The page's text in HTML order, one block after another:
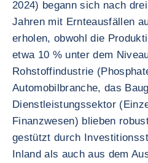
2024) begann sich nach
Jahren mit Ernteausfällen
erholen, obwohl die
etwa 10 % unter dem
Rohstoffindustrie
Automobilbranche, das
Dienstleistungssektor
Finanzwesen) blieben
gestützt durch
Inland als auch aus dem